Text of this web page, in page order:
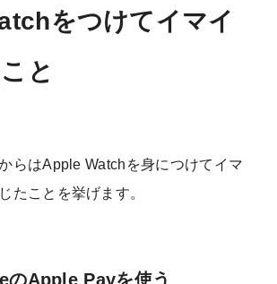
をつけてイマイ
と
らはApple Watchを身につけてイマ
たことを挙げます。
のApple Payを使う